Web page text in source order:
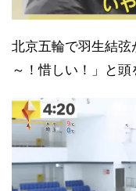
北京五輪で羽生結
～！惜しい！」と頭